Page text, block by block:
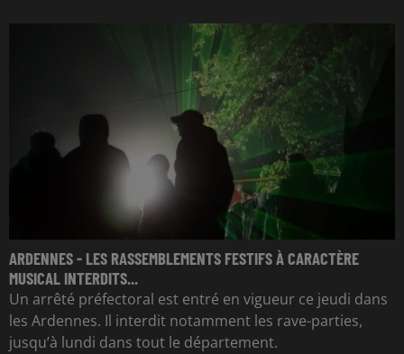
ARDENNES - LES RASSEMBLEMENTS FESTIFS À CARACTÈRE
MUSICAL INTERDITS...
Un arrêté préfectoral est entré en vigueur ce jeudi dans
les Ardennes. Il interdit notamment les rave-parties,
jusqu’à lundi dans tout le département.